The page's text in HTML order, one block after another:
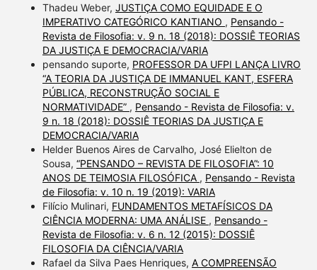
Thadeu Weber, JUSTIÇA COMO EQUIDADE E O
IMPERATIVO CATEGÓRICO KANTIANO , Pensando -
Revista de Filosofia: v. 9 n. 18 (2018): DOSSIÊ TEORIAS
DA JUSTIÇA E DEMOCRACIA/VARIA
pensando suporte, PROFESSOR DA UFPI LANÇA LIVRO
“A TEORIA DA JUSTIÇA DE IMMANUEL KANT, ESFERA
PÚBLICA, RECONSTRUÇÃO SOCIAL E
NORMATIVIDADE” , Pensando - Revista de Filosofia: v.
9 n. 18 (2018): DOSSIÊ TEORIAS DA JUSTIÇA E
DEMOCRACIA/VARIA
Helder Buenos Aires de Carvalho, José Elielton de
Sousa, “PENSANDO – REVISTA DE FILOSOFIA”: 10
ANOS DE TEIMOSIA FILOSÓFICA , Pensando - Revista
de Filosofia: v. 10 n. 19 (2019): VARIA
Filício Mulinari, FUNDAMENTOS METAFÍSICOS DA
CIÊNCIA MODERNA: UMA ANÁLISE , Pensando -
Revista de Filosofia: v. 6 n. 12 (2015): DOSSIÊ
FILOSOFIA DA CIÊNCIA/VARIA
Rafael da Silva Paes Henriques, A COMPREENSÃO